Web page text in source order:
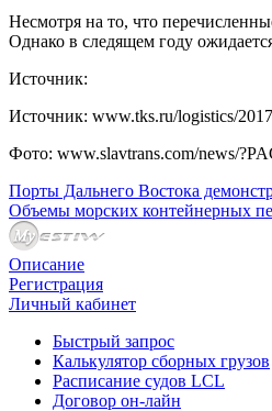
Несмотря на то, что
Однако в следящем году
Источник:
Источник: www.tks.ru/logistics/
Фото: www.slavtrans.com/news/
Порты Дальнего Востока
Объемы морских контейнерных
Описание
Регистрация
Личный кабинет
Быстрый запрос
Калькулятор сборных грузов
Расписание судов LCL
Договор он-лайн